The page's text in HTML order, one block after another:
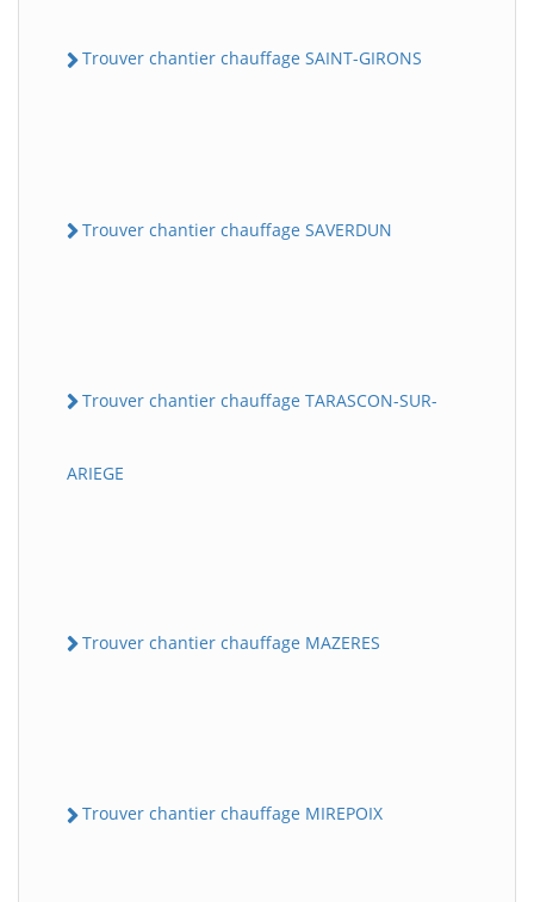
Trouver chantier chauffage SAINT-GIRONS
Trouver chantier chauffage SAVERDUN
Trouver chantier chauffage TARASCON-SUR-
ARIEGE
Trouver chantier chauffage MAZERES
Trouver chantier chauffage MIREPOIX